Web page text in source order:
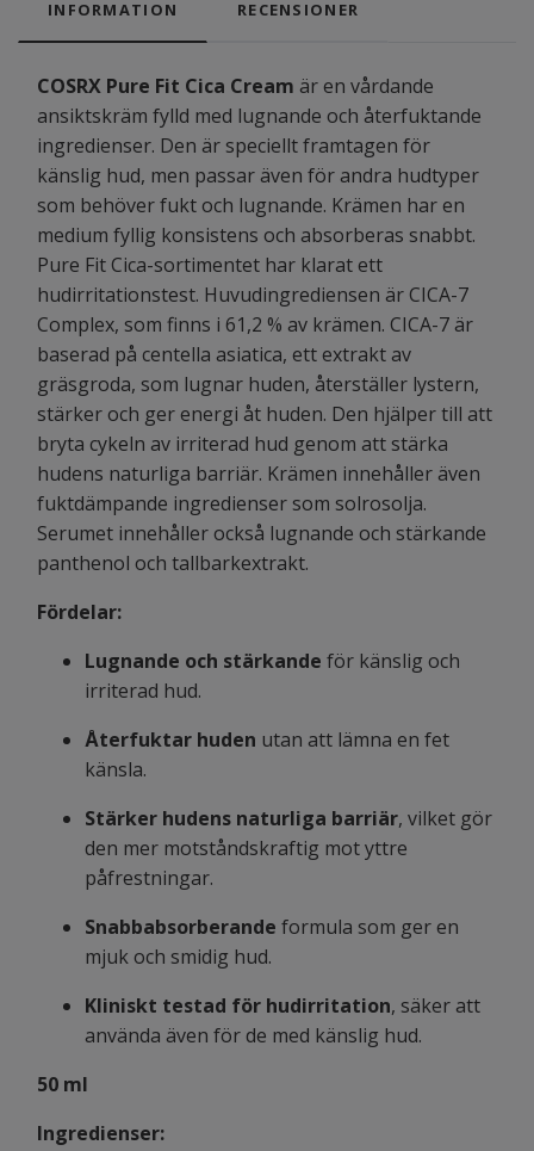
INFORMATION RECENSIONER
COSRX Pure Fit Cica Cream är en vårdande
ansiktskräm fylld med lugnande och återfuktande
ingredienser. Den är speciellt framtagen för
känslig hud, men passar även för andra hudtyper
som behöver fukt och lugnande. Krämen har en
medium fyllig konsistens och absorberas snabbt.
Pure Fit Cica-sortimentet har klarat ett
hudirritationstest. Huvudingrediensen är CICA-7
Complex, som finns i 61,2 % av krämen. CICA-7 är
baserad på centella asiatica, ett extrakt av
gräsgroda, som lugnar huden, återställer lystern,
stärker och ger energi åt huden. Den hjälper till att
bryta cykeln av irriterad hud genom att stärka
hudens naturliga barriär. Krämen innehåller även
fuktdämpande ingredienser som solrosolja.
Serumet innehåller också lugnande och stärkande
panthenol och tallbarkextrakt.
Fördelar:
Lugnande och stärkande för känslig och
irriterad hud.
Återfuktar huden utan att lämna en fet
känsla.
Stärker hudens naturliga barriär, vilket gör
den mer motståndskraftig mot yttre
påfrestningar.
Snabbabsorberande formula som ger en
mjuk och smidig hud.
Kliniskt testad för hudirritation, säker att
använda även för de med känslig hud.
50 ml
Ingredienser: